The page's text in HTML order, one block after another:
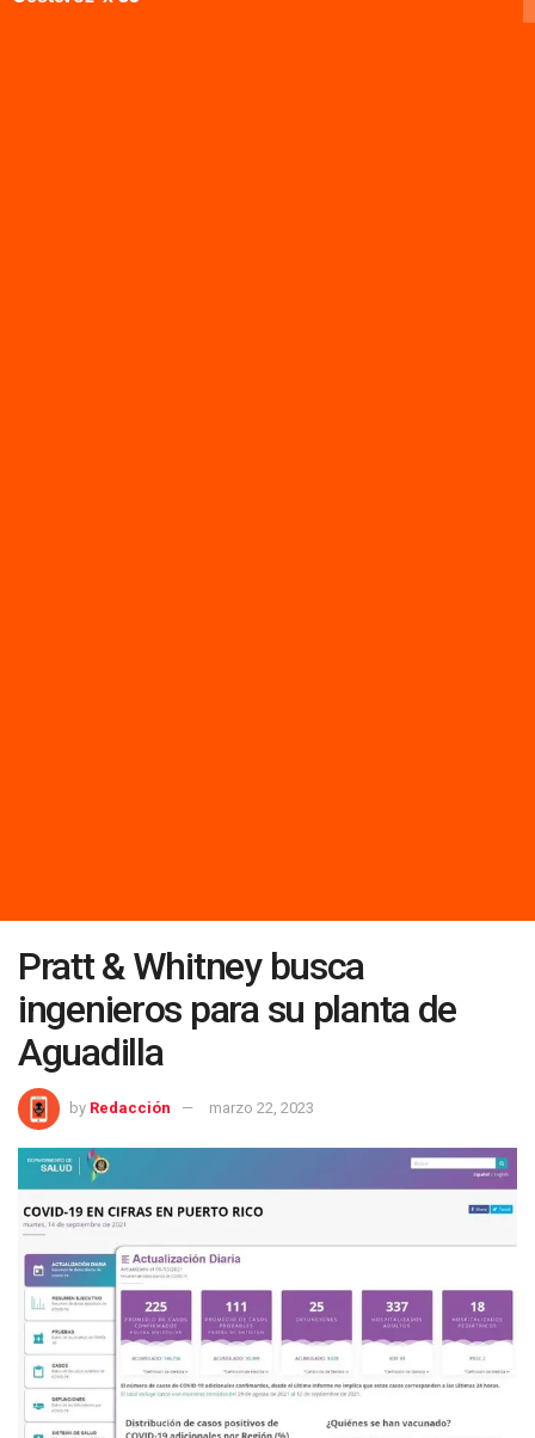
Pratt & Whitney busca
ingenieros para su planta de
Aguadilla
by Redacción marzo 22, 2023